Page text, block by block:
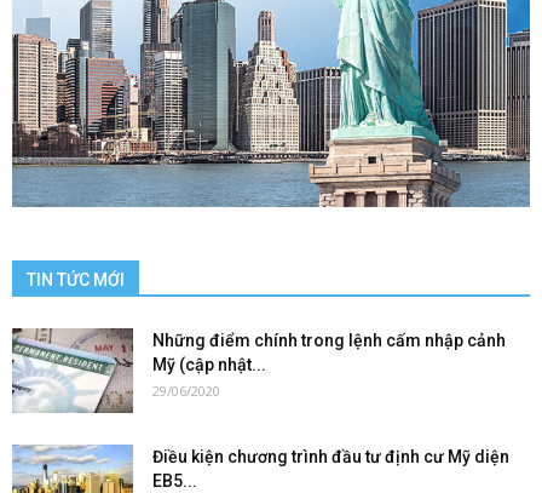
TIN TỨC MỚI
Những điểm chính trong lệnh cấm nhập cảnh
Mỹ (cập nhật...
29/06/2020
Điều kiện chương trình đầu tư định cư Mỹ diện
EB5...